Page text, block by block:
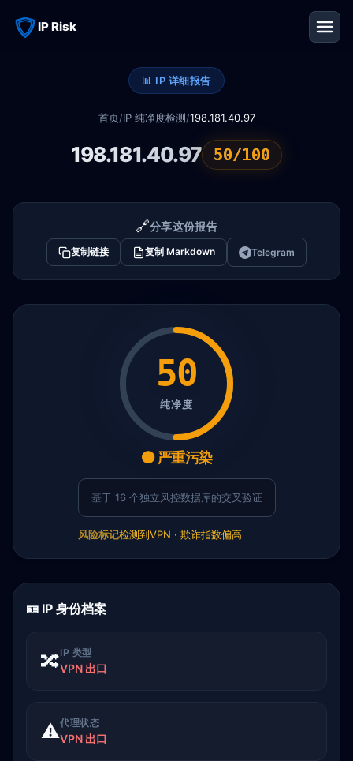
IP Risk
📊 IP 详细报告
首页/IP 纯净度检测/198.181.40.97
198.181.40.97 50/100
🔗分享这份报告
复制链接 复制 Markdown Telegram
50
纯净度
🟠 严重污染
基于 16 个独立风控数据库的交叉验证
风险标记检测到VPN · 欺诈指数偏高
🪪 IP 身份档案
🔀IP 类型
VPN 出口
⚠️代理状态
VPN 出口